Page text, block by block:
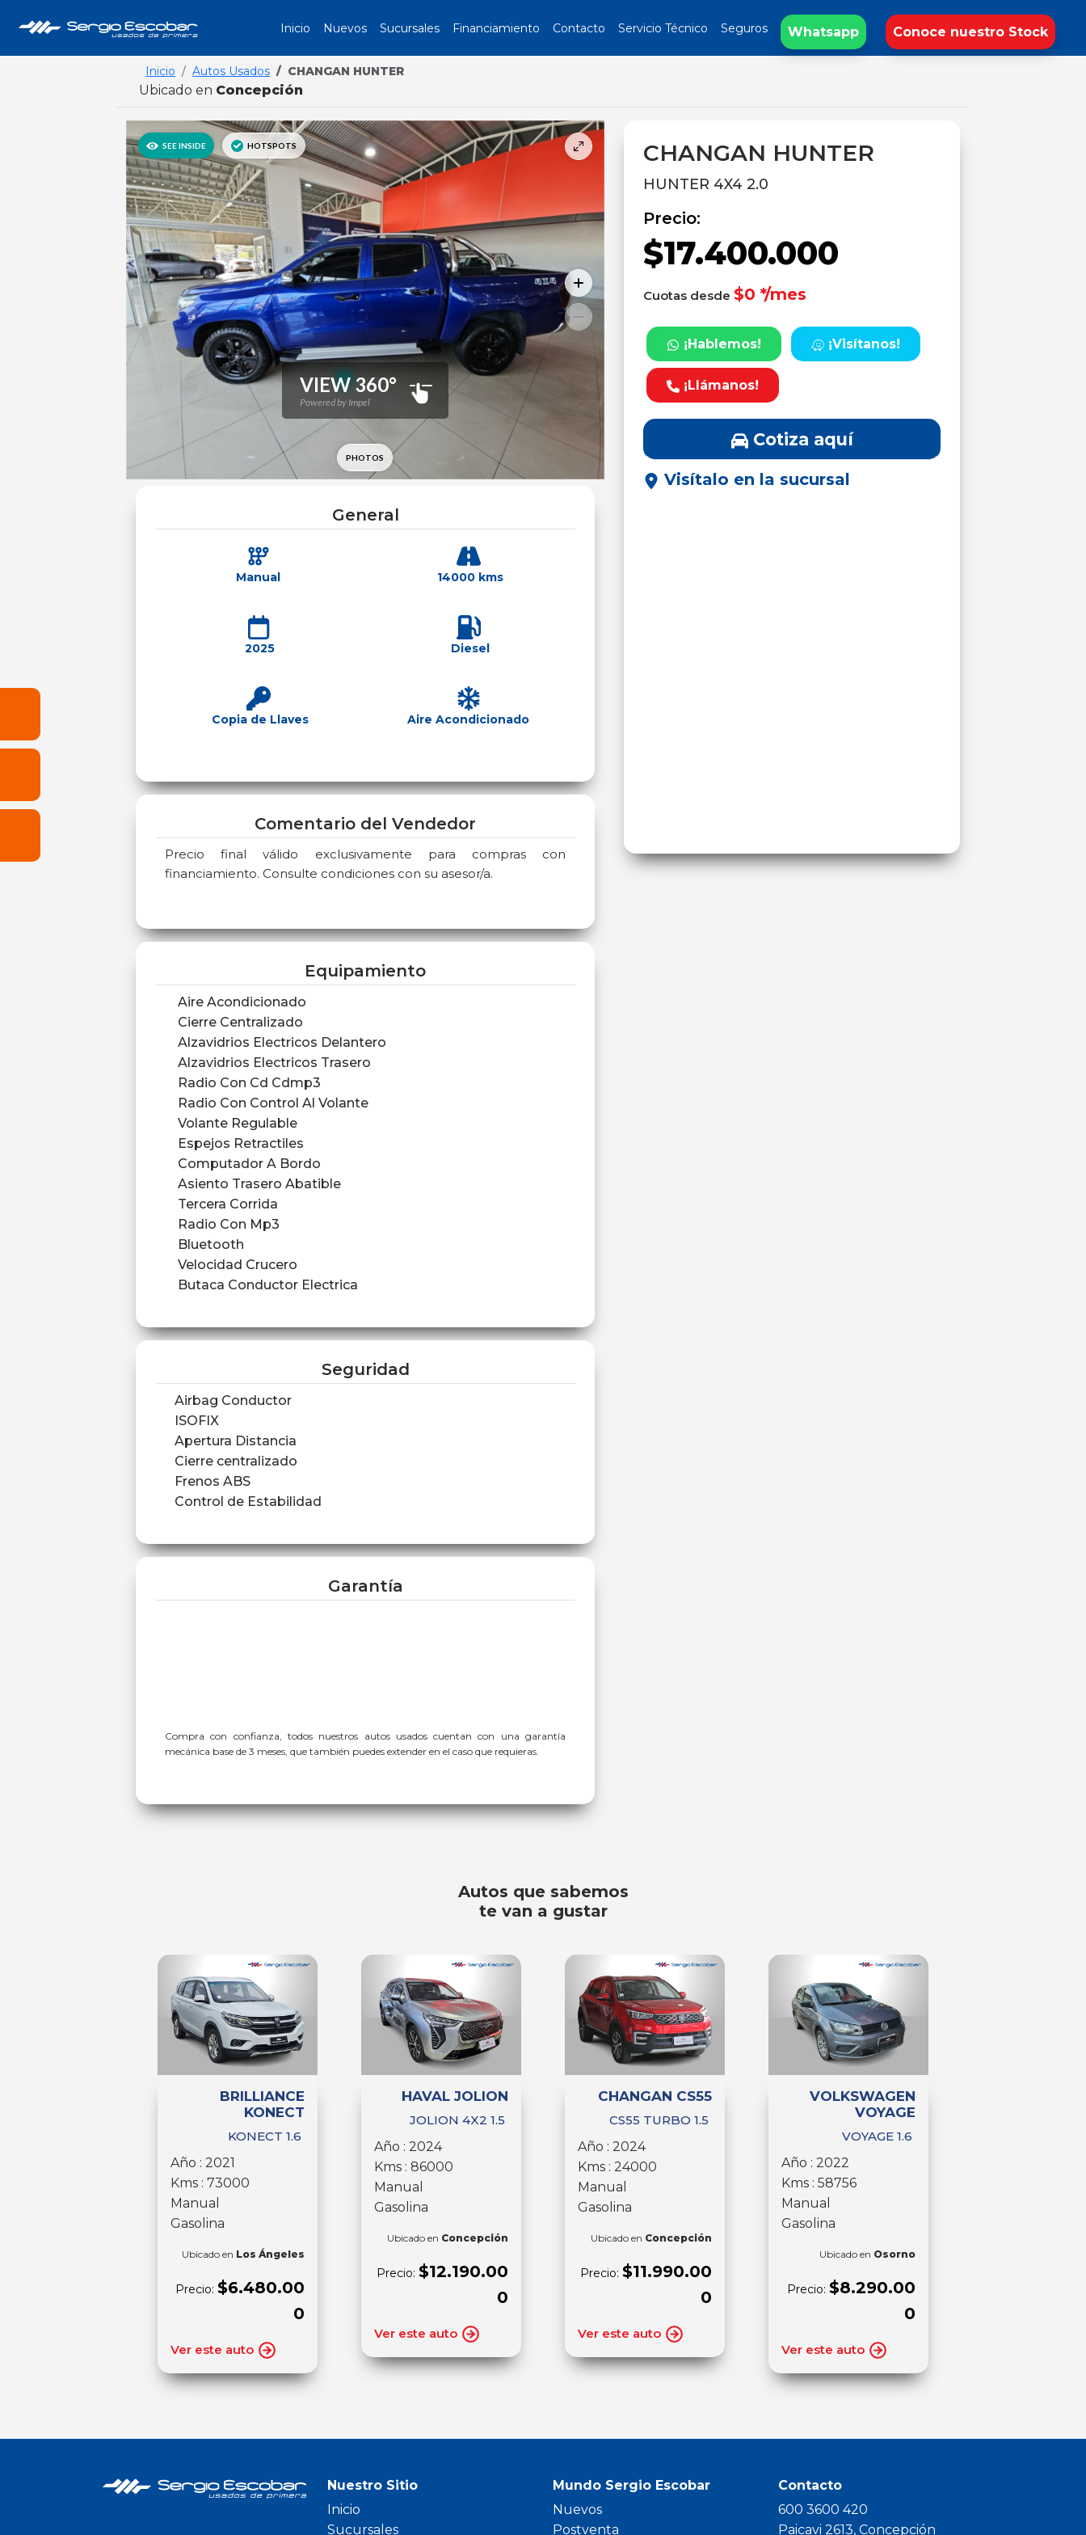
Inicio Nuevos Sucursales Financiamiento Contacto Servicio Técnico Seguros Whatsapp Conoce nuestro Stock
Inicio Autos Usados CHANGAN HUNTER
Ubicado en Concepción
General
Manual 14000 kms
2025 Diesel
Copia de Llaves Aire Acondicionado
Comentario del Vendedor
Precio final válido exclusivamente para compras con
financiamiento. Consulte condiciones con su asesor/a.
Equipamiento
Aire Acondicionado
Cierre Centralizado
Alzavidrios Electricos Delantero
Alzavidrios Electricos Trasero
Radio Con Cd Cdmp3
Radio Con Control Al Volante
Volante Regulable
Espejos Retractiles
Computador A Bordo
Asiento Trasero Abatible
Tercera Corrida
Radio Con Mp3
Bluetooth
Velocidad Crucero
Butaca Conductor Electrica
Seguridad
Airbag Conductor
ISOFIX
Apertura Distancia
Cierre centralizado
Frenos ABS
Control de Estabilidad
Garantía
Compra con confianza, todos nuestros autos usados cuentan con una garantía
mecánica base de 3 meses, que también puedes extender en el caso que requieras.
CHANGAN HUNTER
HUNTER 4X4 2.0
Precio:
$17.400.000
Cuotas desde $0 */mes
¡Hablemos! ¡Visítanos!
¡Llámanos!
Cotiza aquí
Visítalo en la sucursal
Autos que sabemos
te van a gustar
BRILLIANCE
KONECT
KONECT 1.6
Año : 2021
Kms : 73000
Manual
Gasolina
Ubicado en Los Ángeles
Precio: $6.480.00
0
Ver este auto
HAVAL JOLION
JOLION 4X2 1.5
Año : 2024
Kms : 86000
Manual
Gasolina
Ubicado en Concepción
Precio: $12.190.00
0
Ver este auto
CHANGAN CS55
CS55 TURBO 1.5
Año : 2024
Kms : 24000
Manual
Gasolina
Ubicado en Concepción
Precio: $11.990.00
0
Ver este auto
VOLKSWAGEN
VOYAGE
VOYAGE 1.6
Año : 2022
Kms : 58756
Manual
Gasolina
Ubicado en Osorno
Precio: $8.290.00
0
Ver este auto
Nuestro Sitio
Inicio
Sucursales
Mundo Sergio Escobar
Nuevos
Postventa
Contacto
600 3600 420
Paicavi 2613, Concepción